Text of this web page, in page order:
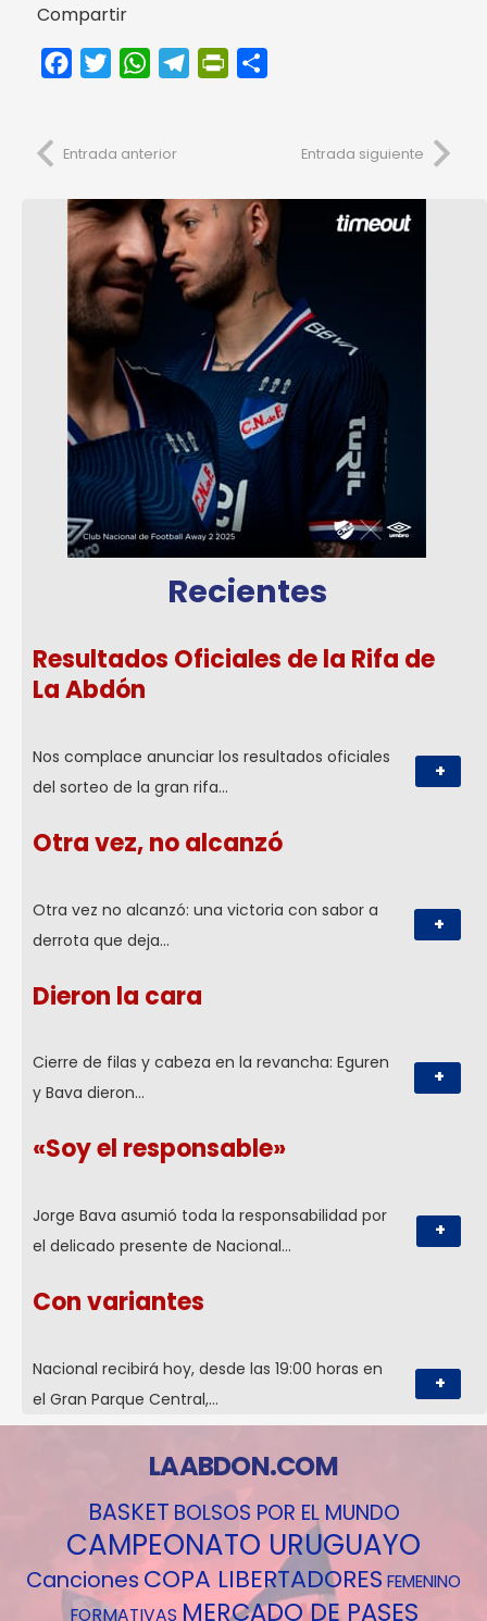
Compartir
FacebookTwitterWhatsAppTelegramPrintFriendly
Entrada anterior Entrada siguiente
Recientes
Resultados Oficiales de la Rifa de
La Abdón
Nos complace anunciar los resultados oficiales
del sorteo de la gran rifa…
+
Otra vez, no alcanzó
Otra vez no alcanzó: una victoria con sabor a
derrota que deja…
+
Dieron la cara
Cierre de filas y cabeza en la revancha: Eguren
y Bava dieron…
+
«Soy el responsable»
Jorge Bava asumió toda la responsabilidad por
el delicado presente de Nacional…
+
Con variantes
Nacional recibirá hoy, desde las 19:00 horas en
el Gran Parque Central,…
+
LAABDON.COM
BASKET BOLSOS POR EL MUNDO
CAMPEONATO URUGUAYO
Canciones COPA LIBERTADORES FEMENINO
FORMATIVAS MERCADO DE PASES